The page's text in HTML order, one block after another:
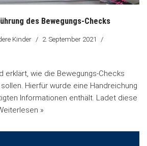
des Bewegungs-Checks
Kinder
2. September 2021
erklärt, wie die Bewegungs-Checks
Hierfür wurde eine Handreichung
Informationen enthält. Ladet diese
»